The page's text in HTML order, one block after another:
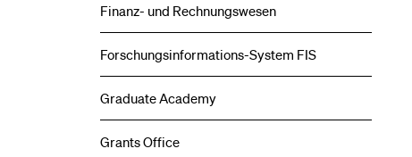
Untermenü
Finanz- und Rechnungswesen
Forschungs­informations-System FIS
Graduate Academy
Grants Office